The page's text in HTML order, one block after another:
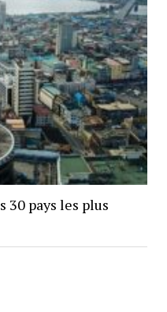
30 pays les plus